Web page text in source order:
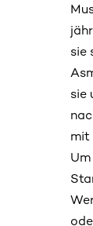
sie
sie
mit